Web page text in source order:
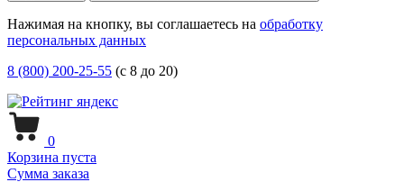
Нажимая на кнопку, вы соглашаетесь на обработку
персональных данных
8 (800) 200-25-55 (с 8 до 20)
0
Корзина пуста
Сумма заказа